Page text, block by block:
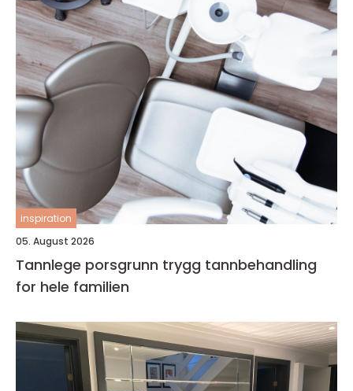
inspiration
05. August 2026
Tannlege porsgrunn trygg tannbehandling
for hele familien